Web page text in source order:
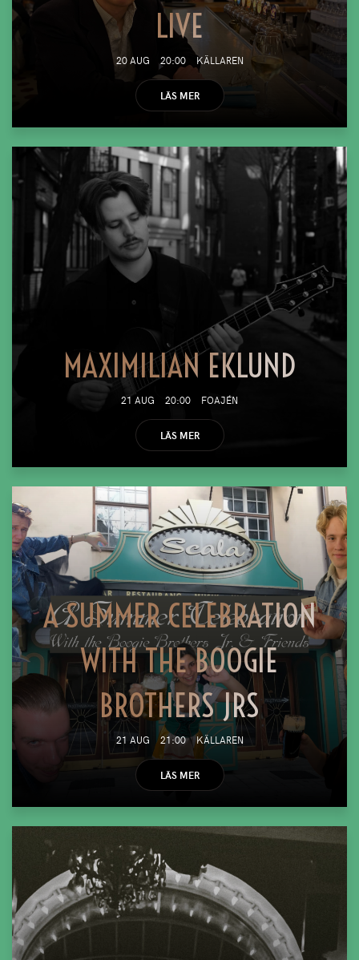
LIVE
20 AUG 20:00 KÄLLAREN
LÄS MER
MAXIMILIAN EKLUND
21 AUG 20:00 FOAJÉN
LÄS MER
A SUMMER CELEBRATION
WITH THE BOOGIE
BROTHERS JRS
21 AUG 21:00 KÄLLAREN
LÄS MER